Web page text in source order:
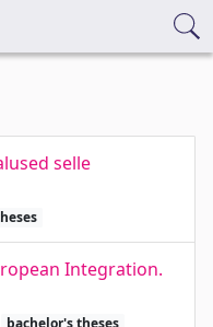
selle
Integration.
bachelor's theses